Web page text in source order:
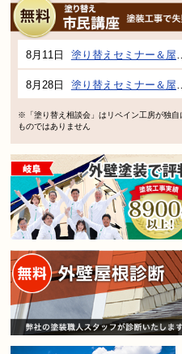
8月11日 塗り替えセミナー＆屋根、外壁の塗り替え市民講座 inぎふメディアコスモス
8月28日 塗り替えセミナー＆屋根、外壁の塗り替え市民講座 inぎふメディアコスモス
※「塗り替え相談会」はリペイン工房が独
ものではありません